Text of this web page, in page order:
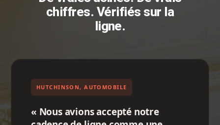
chiffres. Vérifiés sur la
ligne.
HUTCHINSON, AUTOMOBILE
« Nous avions accepté notre